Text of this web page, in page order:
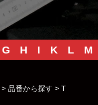
G H I K L M
> 品番から探す > T